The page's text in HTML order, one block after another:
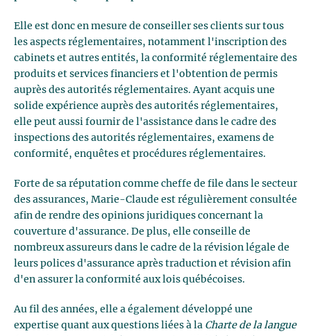
Elle est donc en mesure de conseiller ses clients sur tous
les aspects réglementaires, notamment l'inscription des
cabinets et autres entités, la conformité réglementaire des
produits et services financiers et l'obtention de permis
auprès des autorités réglementaires. Ayant acquis une
solide expérience auprès des autorités réglementaires,
elle peut aussi fournir de l'assistance dans le cadre des
inspections des autorités réglementaires, examens de
conformité, enquêtes et procédures réglementaires.
Forte de sa réputation comme cheffe de file dans le secteur
des assurances, Marie-Claude est régulièrement consultée
afin de rendre des opinions juridiques concernant la
couverture d'assurance. De plus, elle conseille de
nombreux assureurs dans le cadre de la révision légale de
leurs polices d'assurance après traduction et révision afin
d'en assurer la conformité aux lois québécoises.
Au fil des années, elle a également développé une
expertise quant aux questions liées à la Charte de la langue